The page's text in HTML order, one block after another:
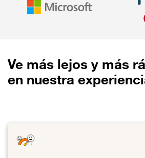
Ve más lejos y más
en nuestra